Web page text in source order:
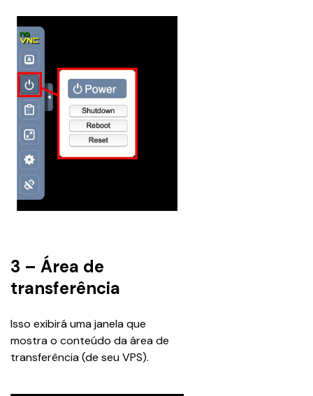
3 – Área de
transferência
Isso exibirá uma janela que
mostra o conteúdo da área de
transferência (de seu VPS).